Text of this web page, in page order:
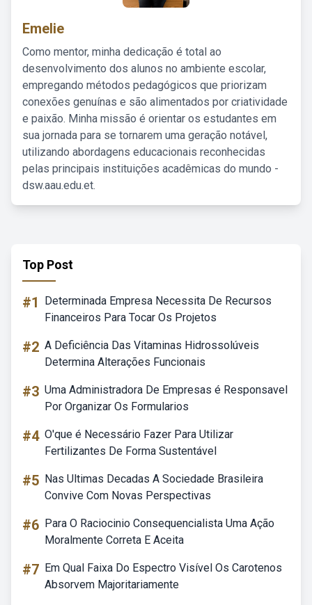
Emelie
Como mentor, minha dedicação é total ao
desenvolvimento dos alunos no ambiente escolar,
empregando métodos pedagógicos que priorizam
conexões genuínas e são alimentados por criatividade
e paixão. Minha missão é orientar os estudantes em
sua jornada para se tornarem uma geração notável,
utilizando abordagens educacionais reconhecidas
pelas principais instituições acadêmicas do mundo -
dsw.aau.edu.et.
Top Post
#1
Determinada Empresa Necessita De Recursos
Financeiros Para Tocar Os Projetos
#2 A Deficiência Das Vitaminas Hidrossolúveis
Determina Alterações Funcionais
#3 Uma Administradora De Empresas é Responsavel
Por Organizar Os Formularios
#4 O'que é Necessário Fazer Para Utilizar
Fertilizantes De Forma Sustentável
#5 Nas Ultimas Decadas A Sociedade Brasileira
Convive Com Novas Perspectivas
#6 Para O Raciocinio Consequencialista Uma Ação
Moralmente Correta E Aceita
#7 Em Qual Faixa Do Espectro Visível Os Carotenos
Absorvem Majoritariamente